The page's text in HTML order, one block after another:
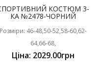
КОСТЮМ 3-
КА №2478-ЧОРНИЙ
Розміри: 46-48,50-52,58-60,62-
64,66-68,
Ціна: 2029.00грн